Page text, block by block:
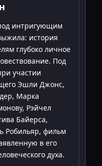
интригующим
история
глубоко личное
Под
участии
Эшли Джонс,
Марка
Рэйчел
Байерса,
Робильяр, фильм
в его
духа.